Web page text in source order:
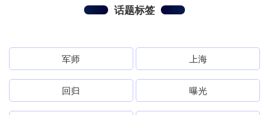
话题标签
军师 上海
回归 曝光